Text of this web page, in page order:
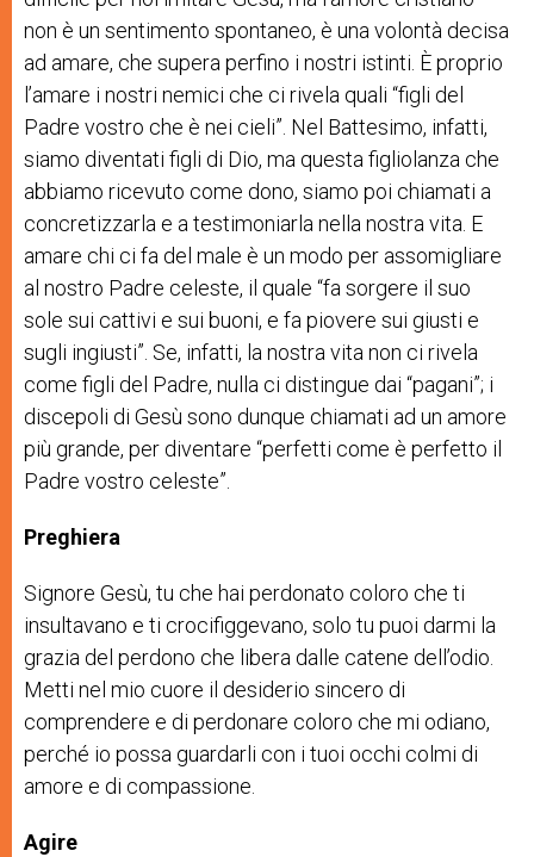
non è un sentimento spontaneo, è una volontà decisa
ad amare, che supera perfino i nostri istinti. È proprio
l’amare i nostri nemici che ci rivela quali “figli del
Padre vostro che è nei cieli”. Nel Battesimo, infatti,
siamo diventati figli di Dio, ma questa figliolanza che
abbiamo ricevuto come dono, siamo poi chiamati a
concretizzarla e a testimoniarla nella nostra vita. E
amare chi ci fa del male è un modo per assomigliare
al nostro Padre celeste, il quale “fa sorgere il suo
sole sui cattivi e sui buoni, e fa piovere sui giusti e
sugli ingiusti”. Se, infatti, la nostra vita non ci rivela
come figli del Padre, nulla ci distingue dai “pagani”; i
discepoli di Gesù sono dunque chiamati ad un amore
più grande, per diventare “perfetti come è perfetto il
Padre vostro celeste”.
Preghiera
Signore Gesù, tu che hai perdonato coloro che ti
insultavano e ti crocifiggevano, solo tu puoi darmi la
grazia del perdono che libera dalle catene dell’odio.
Metti nel mio cuore il desiderio sincero di
comprendere e di perdonare coloro che mi odiano,
perché io possa guardarli con i tuoi occhi colmi di
amore e di compassione.
Agire